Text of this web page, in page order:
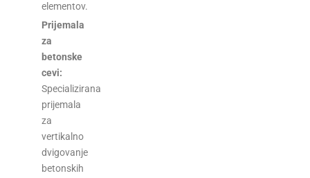
elementov.
Prijemala
za
betonske
cevi:
Specializirana
prijemala
za
vertikalno
dvigovanje
betonskih